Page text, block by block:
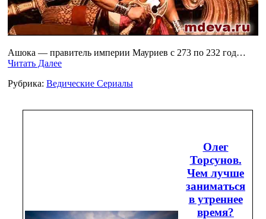
Ашока — правитель империи Мауриев с 273 по 232 год…
Читать Далее
Рубрика: Ведические Сериалы
Олег
Торсунов.
Чем лучше
заниматься
в утреннее
время?